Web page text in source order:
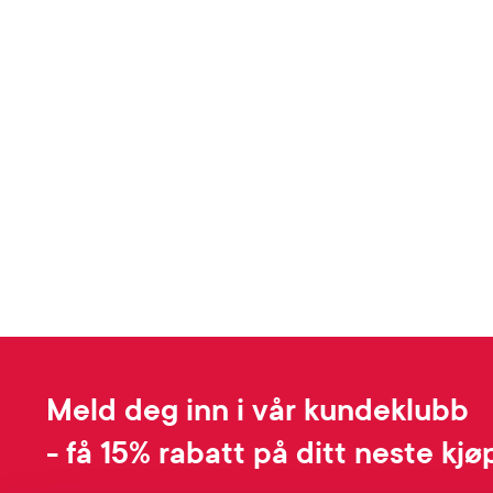
Meld deg inn i vår kundeklubb
- få 15% rabatt på ditt neste